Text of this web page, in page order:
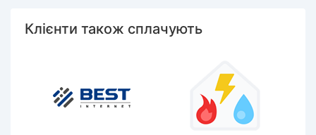
Клієнти також сплачують